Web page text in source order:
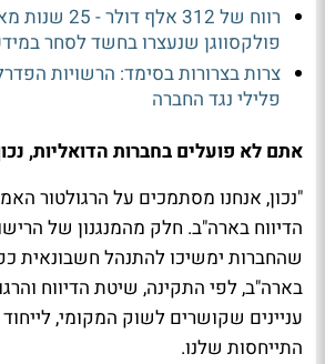
רווח של 312 אלף
פולקסווגן שנעצרו בחשד לסחר
צרות בצרורות בסימד: הרשויות
פלילי נגד החברה
אתם לא פועלים בחברות הדואליות,
"נכון, אנחנו מסתמכים על הרגולטור
הדיווח בארה"ב. חלק מהמנגנון של
שהחברות ימשיכו להתנהל חשבונאית
בארה"ב, לפי התקינה, שיטת הדיווח
עניינים שקושרים לשוק המקומי,
התייחסות שלנו.